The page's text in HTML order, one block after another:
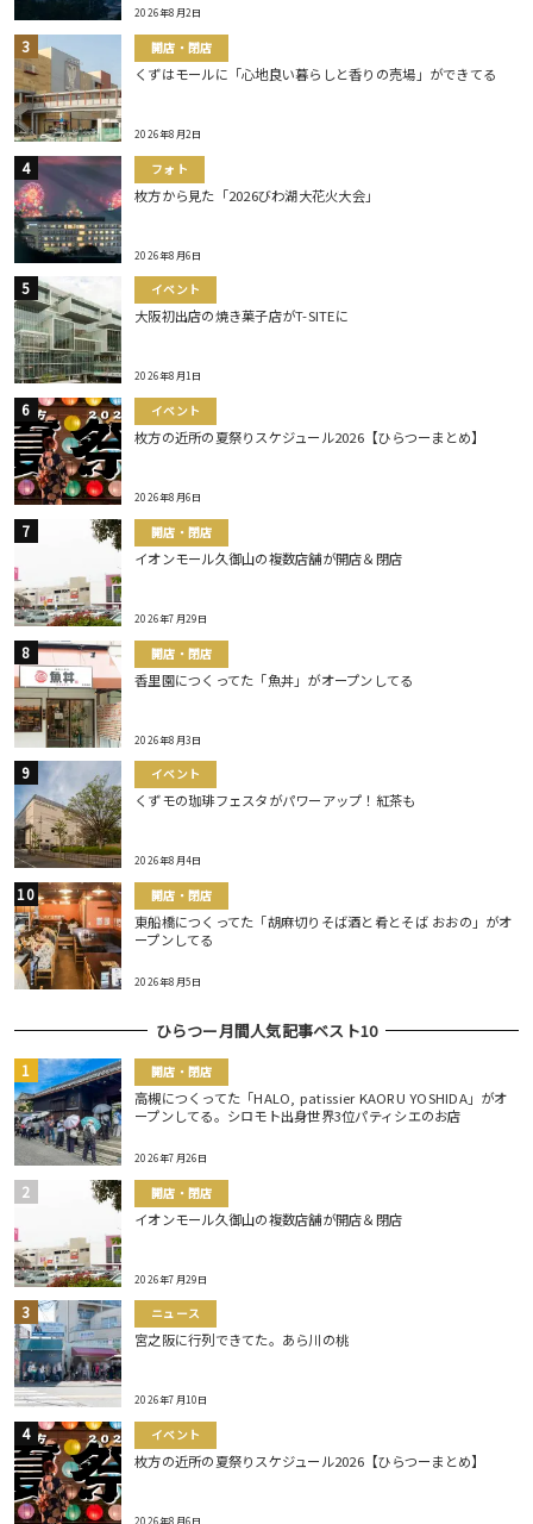
2026年8月2日
開店・閉店
くずはモールに「心地良い暮らしと香りの売場」ができてる
2026年8月2日
フォト
枚方から見た「2026びわ湖大花火大会」
2026年8月6日
イベント
大阪初出店の焼き菓子店がT-SITEに
2026年8月1日
イベント
枚方の近所の夏祭りスケジュール2026【ひらつーまとめ】
2026年8月6日
開店・閉店
イオンモール久御山の複数店舗が開店＆閉店
2026年7月29日
開店・閉店
香里園につくってた「魚丼」がオープンしてる
2026年8月3日
イベント
くずモの珈琲フェスタがパワーアップ！紅茶も
2026年8月4日
開店・閉店
東船橋につくってた「胡麻切りそば酒と肴とそば おおの」がオ
ープンしてる
2026年8月5日
ひらつー月間人気記事ベスト10
開店・閉店
高槻につくってた「HALO, patissier KAORU YOSHIDA」がオ
ープンしてる。シロモト出身世界3位パティシエのお店
2026年7月26日
開店・閉店
イオンモール久御山の複数店舗が開店＆閉店
2026年7月29日
ニュース
宮之阪に行列できてた。あら川の桃
2026年7月10日
イベント
枚方の近所の夏祭りスケジュール2026【ひらつーまとめ】
2026年8月6日